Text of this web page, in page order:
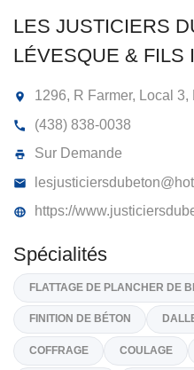
LES JUSTICIERS
LÉVESQUE &
(438) 838-0038
https://